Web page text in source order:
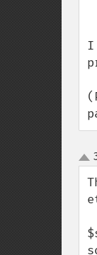
I
up